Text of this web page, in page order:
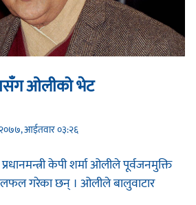
ओलीको भेट
आईतवार ०३:२६
केपी शर्मा ओलीले पूर्वजनमुक्ति
गरेका छन् । ओलीले बालुवाटार